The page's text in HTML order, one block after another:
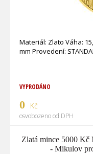
Materiál: Zlato Váha:
mm Provedení:
VYPRODÁNO
0 Kč
osvobozeno od DPH
Zlatá mince 5000 Kč
- Mikulov